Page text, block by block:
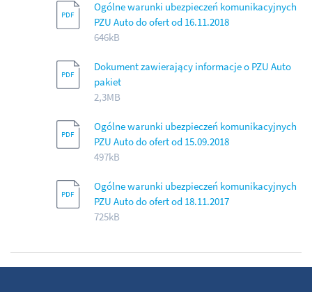
Ogólne warunki ubezpieczeń komunikacyjnych
PZU Auto do ofert od 16.11.2018
646kB
Dokument zawierający informacje o PZU Auto
pakiet
2,3MB
Ogólne warunki ubezpieczeń komunikacyjnych
PZU Auto do ofert od 15.09.2018
497kB
Ogólne warunki ubezpieczeń komunikacyjnych
PZU Auto do ofert od 18.11.2017
725kB